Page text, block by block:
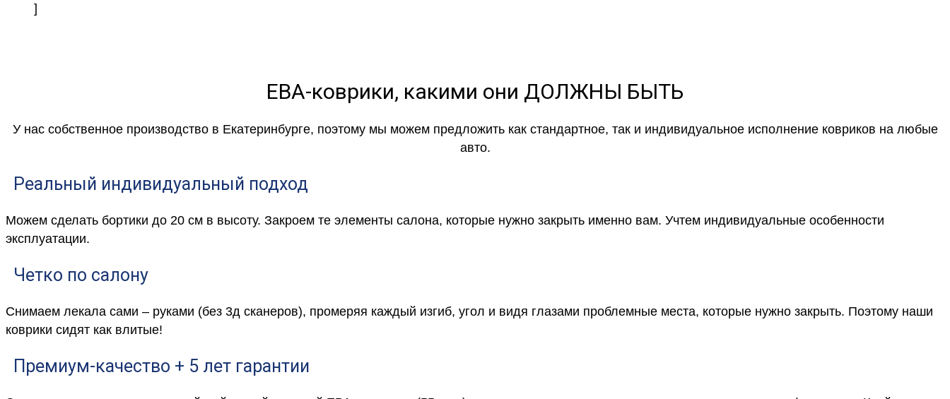
]
ЕВА-коврики, какими они ДОЛЖНЫ БЫТЬ
У нас собственное производство в Екатеринбурге, поэтому мы можем предложить как стандартное, так и индивидуальное исполнение ковриков на любые
авто.
Реальный индивидуальный подход
Можем сделать бортики до 20 см в высоту. Закроем те элементы салона, которые нужно закрыть именно вам. Учтем индивидуальные особенности
эксплуатации.
Четко по салону
Снимаем лекала сами – руками (без 3д сканеров), промеряя каждый изгиб, угол и видя глазами проблемные места, которые нужно закрыть. Поэтому наши
коврики сидят как влитые!
Премиум-качество + 5 лет гарантии